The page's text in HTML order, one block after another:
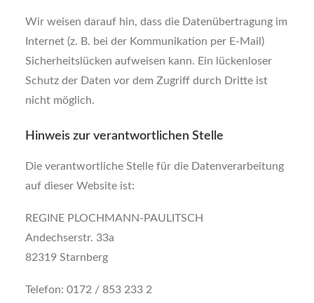
Wir weisen darauf hin, dass die Datenübertragung im
Internet (z. B. bei der Kommunikation per E-Mail)
Sicherheitslücken aufweisen kann. Ein lückenloser
Schutz der Daten vor dem Zugriff durch Dritte ist
nicht möglich.
Hinweis zur verantwortlichen Stelle
Die verantwortliche Stelle für die Datenverarbeitung
auf dieser Website ist:
REGINE PLOCHMANN-PAULITSCH
Andechserstr. 33a
82319 Starnberg
Telefon: 0172 / 853 233 2